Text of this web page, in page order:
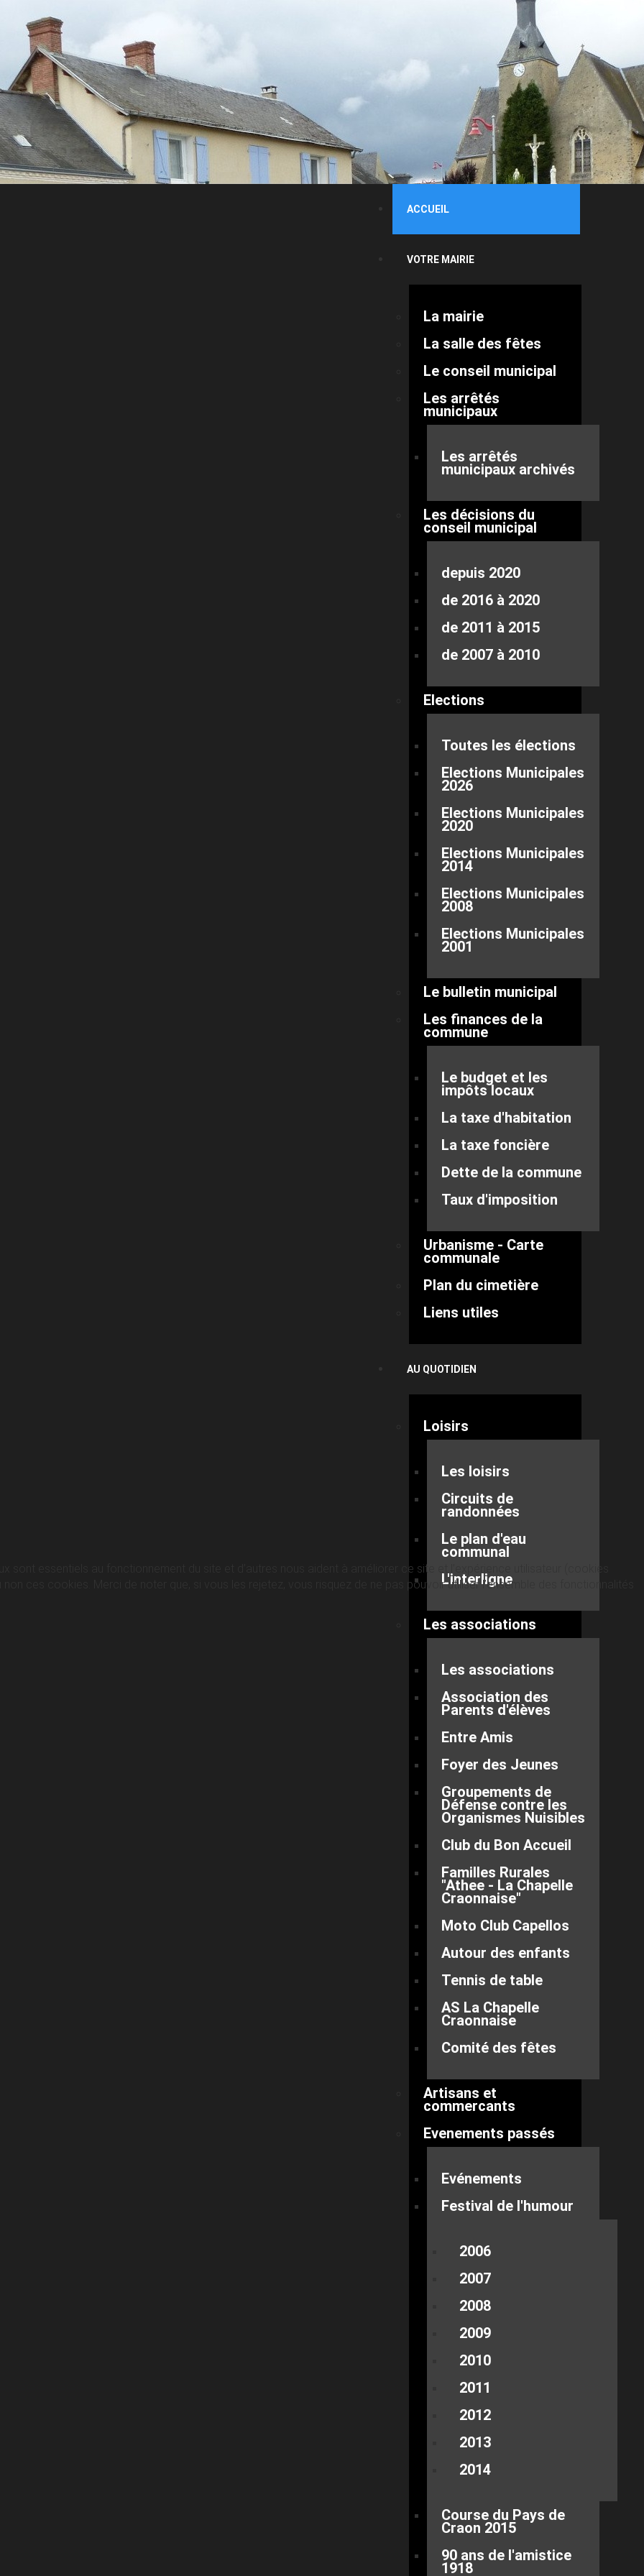
ACCUEIL
VOTRE MAIRIE
La mairie
La salle des fêtes
Le conseil municipal
Les arrêtés
municipaux
Les arrêtés
municipaux archivés
Les décisions du
conseil municipal
depuis 2020
de 2016 à 2020
de 2011 à 2015
de 2007 à 2010
Elections
Toutes les élections
Elections Municipales
2026
Elections Municipales
2020
Elections Municipales
2014
Elections Municipales
2008
Elections Municipales
2001
Le bulletin municipal
Les finances de la
commune
Le budget et les
impôts locaux
La taxe d'habitation
La taxe foncière
Dette de la commune
Taux d'imposition
Urbanisme - Carte
communale
Plan du cimetière
Liens utiles
AU QUOTIDIEN
Loisirs
Les loisirs
Circuits de
randonnées
Le plan d'eau
communal
L'interligne
Les associations
Les associations
Association des
Parents d'élèves
Entre Amis
Foyer des Jeunes
Groupements de
Défense contre les
Organismes Nuisibles
Club du Bon Accueil
Familles Rurales
"Athee - La Chapelle
Craonnaise"
Moto Club Capellos
Autour des enfants
Tennis de table
AS La Chapelle
Craonnaise
Comité des fêtes
Artisans et
commercants
Evenements passés
Evénements
Festival de l'humour
2006
2007
2008
2009
2010
2011
2012
2013
2014
Course du Pays de
Craon 2015
90 ans de l'amistice
1918
sont essentiels au fonctionnement du site et d’autres nous aident à améliorer ce site et l’expérience utilisateur (cookies
ces cookies. Merci de noter que, si vous les rejetez, vous risquez de ne pas pouvoir utiliser l’ensemble des fonctionnalités